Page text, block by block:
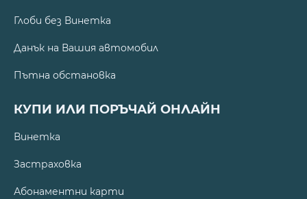
Глоби без Винетка
Данък на Вашия автомобил
Пътна обстановка
КУПИ ИЛИ ПОРЪЧАЙ ОНЛАЙН
Винетка
Застраховка
Абонаментни карти